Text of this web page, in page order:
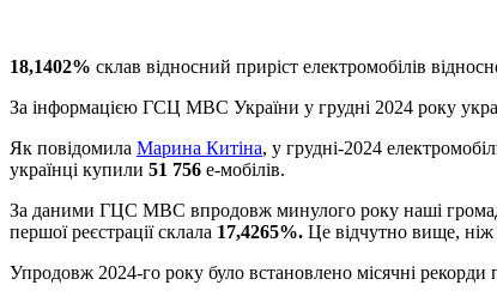
18,1402% склав відносний приріст електромобілів
За інформацією ГСЦ МВС України у грудні 2024 року
Як повідомила Марина Китіна, у грудні-2024
українці купили 51 756 е-мобілів.
За даними ГЦС МВС впродовж минулого року наші
першої реєстрації склала 17,4265%. Це відчутно вище, ніж
Упродовж 2024-го року було встановлено місячні рекорди